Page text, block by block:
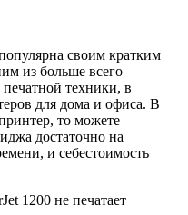
своим кратким
из больше всего
техники, в
для дома и офиса. В
то можете
достаточно на
и себестоимость
1200 не печатает